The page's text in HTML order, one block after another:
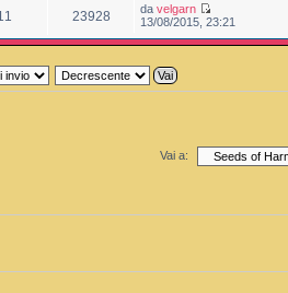
23928 davelgarn
13/08/2015, 23:21
Vai a: